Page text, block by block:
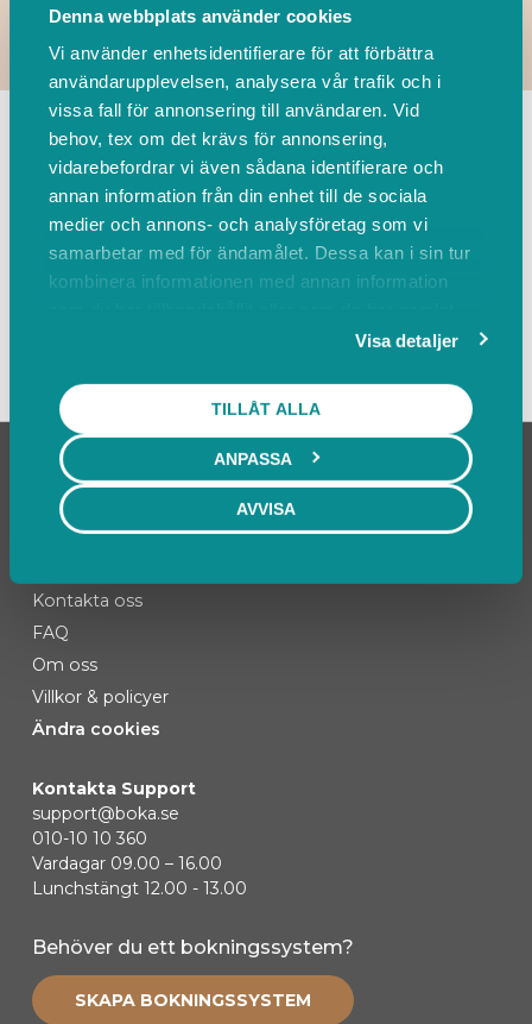
Denna webbplats använder cookies
Vi använder enhetsidentifierare för att förbättra
användarupplevelsen, analysera vår trafik och i
vissa fall för annonsering till användaren. Vid
behov, tex om det krävs för annonsering,
vidarebefordrar vi även sådana identifierare och
annan information från din enhet till de sociala
medier och annons- och analysföretag som vi
samarbetar med för ändamålet. Dessa kan i sin tur
kombinera informationen med annan information
Visa detaljer
TILLÅT ALLA
ANPASSA
AVVISA
TILLBAKA
Leverantörer Events
Sortera på
Kontakta oss
FAQ
Om oss
Villkor & policyer
Ändra cookies
Kontakta Support
support@boka.se
010-10 10 360
Vardagar 09.00 – 16.00
Lunchstängt 12.00 - 13.00
Behöver du ett bokningssystem?
SKAPA BOKNINGSSYSTEM